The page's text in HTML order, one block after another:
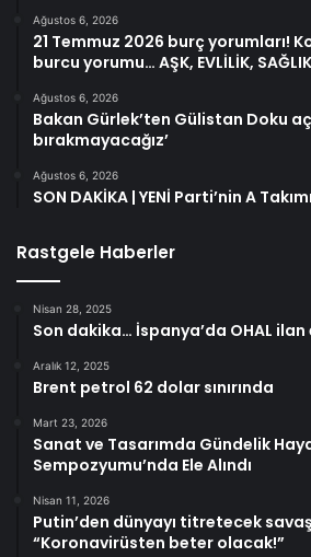
Ağustos 6, 2026
21 Temmuz 2026 burç yorumları!
burcu yorumu… AŞK, EVLİLİK,
Ağustos 6, 2026
Bakan Gürlek’ten Gülistan Doku
bırakmayacağız’
Ağustos 6, 2026
SON DAKİKA | YENİ Parti’nin A
Rastgele Haberler
Nisan 28, 2025
Son dakika… İspanya’da OHAL
Aralık 12, 2025
Brent petrol 62 dolar sınırında
Mart 23, 2026
Sanat ve Tasarımda Gündelik
Sempozyumu’nda Ele Alındı
Nisan 11, 2026
Putin’den dünyayı titretecek savaş
“Koronavirüsten beter olacak!”